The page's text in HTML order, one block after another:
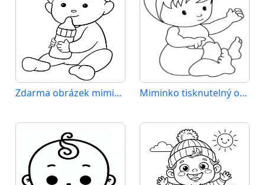
Zdarma obrázek miminka Miminko tisknutelný obrázek